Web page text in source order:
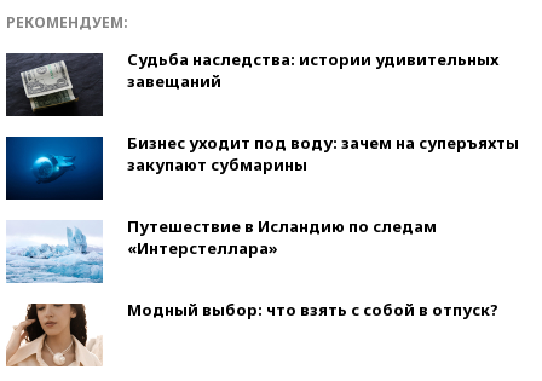
РЕКОМЕНДУЕМ:
Судьба наследства: истории удивительных
завещаний
Бизнес уходит под воду: зачем на суперъяхты
закупают субмарины
Путешествие в Исландию по следам
«Интерстеллара»
Модный выбор: что взять с собой в отпуск?